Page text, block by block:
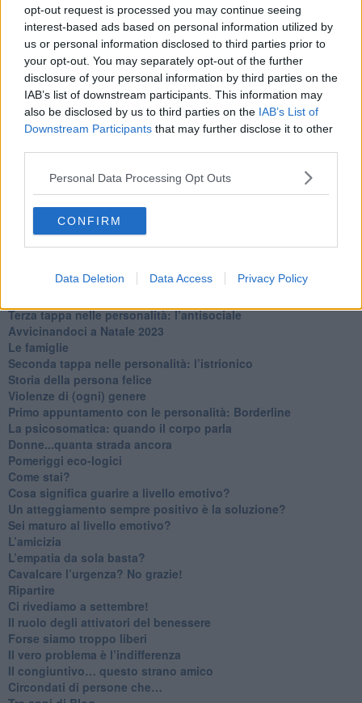
opt-out request is processed you may continue seeing
interest-based ads based on personal information utilized by
us or personal information disclosed to third parties prior to
your opt-out. You may separately opt-out of the further
disclosure of your personal information by third parties on the
IAB’s list of downstream participants. This information may
also be disclosed by us to third parties on the IAB’s List of
Downstream Participants that may further disclose it to other
Personal Data Processing Opt Outs
CONFIRM
Data Deletion Data Access Privacy Policy
La maternità
​L’uomo o l’orso?
Non hanno un amico a teatro​
​Tutta una questione di rispetto
​Cose che ci esauriscono
​Vespa che passione!
​Lasciate ai vostri figli il diritto di piangere
​Parole d’amore regalate al vento
​Essere genitori di un adolescente
​Saper pazientare
​Venerdì emozionalmente sostenibile
Contornati di persone che…
Non dare niente per scontato
Che cos’è la dipendenza affettiva?
​Nuovi arrivi!
​Terza tappa nelle personalità: l’antisociale
​Avvicinandoci a Natale 2023
Le famiglie
Seconda tappa nelle personalità: l’istrionico
​Storia della persona felice
Violenze di (ogni) genere
​Primo appuntamento con le personalità: Borderline
La psicosomatica: quando il corpo parla
Donne...quanta strada ancora
​Pomeriggi eco-logici
​Come stai?
Cosa significa guarire a livello emotivo?
​Un atteggiamento sempre positivo è la soluzione?
​Sei maturo al livello emotivo?
​L’amicizia
​L’empatia da sola basta?
​Cavalcare l’urgenza? No grazie!
Ripartire
​Ci rivediamo a settembre!
​Il ruolo degli attivatori del benessere
​Forse siamo troppo liberi
​Il vero problema è l’indifferenza
​Il congiuntivo… questo strano amico
​Circondati di persone che…